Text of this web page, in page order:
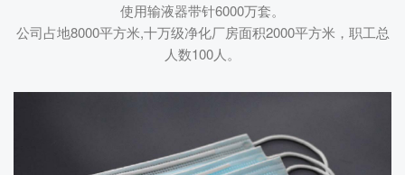
使用输液器带针6000万套。
公司占地8000平方米,十万级净化厂房面积2000平方米，职工总
人数100人。